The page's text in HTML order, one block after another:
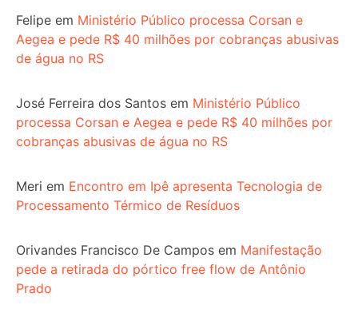
Felipe em Ministério Público processa Corsan e
Aegea e pede R$ 40 milhões por cobranças abusivas
de água no RS
José Ferreira dos Santos em Ministério Público
processa Corsan e Aegea e pede R$ 40 milhões por
cobranças abusivas de água no RS
Meri em Encontro em Ipê apresenta Tecnologia de
Processamento Térmico de Resíduos
Orivandes Francisco De Campos em Manifestação
pede a retirada do pórtico free flow de Antônio
Prado